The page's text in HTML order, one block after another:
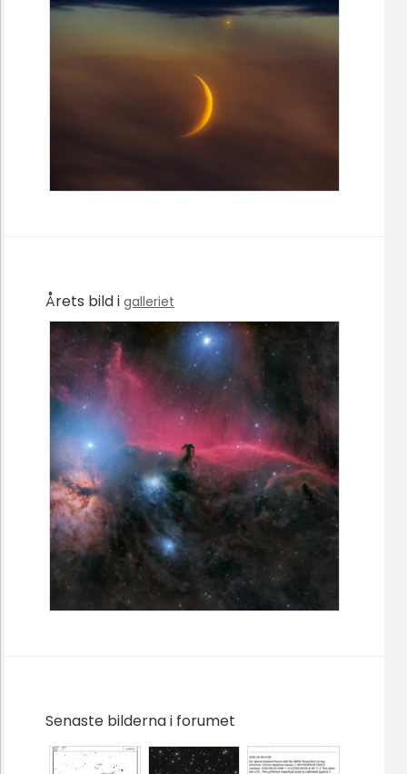
Årets bild i galleriet
Senaste bilderna i forumet